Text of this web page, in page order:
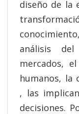
diseño de la
análisis
mercados,
humanos, la
, las
decisiones.